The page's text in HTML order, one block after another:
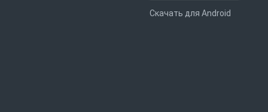
Скачать для Android